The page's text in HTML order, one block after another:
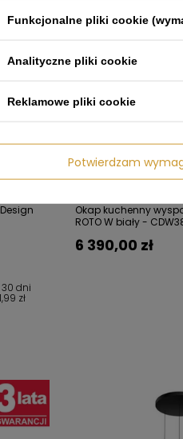
dni
zł
10% RABATU Z
Okap kuchenny
ROTO W biały -
6 390,00 zł
Funkcjonalne pliki cookie
Analityczne pliki cookie
Reklamowe pliki cookie
Potwierdzam